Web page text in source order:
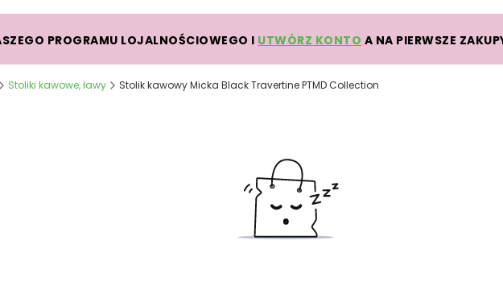
PROGRAMU LOJALNOŚCIOWEGO I UTWÓRZ KONTO A NA PIERWSZE
Stoliki kawowe, ławy Stolik kawowy Micka Black Travertine PTMD Collection